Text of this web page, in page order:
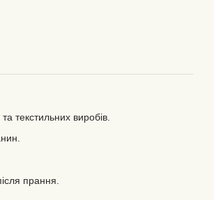
текстильних виробів.
прання.